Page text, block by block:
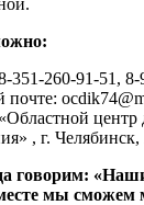
351-260-91-51, 8-
почте:
центр
, г.
говорим:
мы сможем